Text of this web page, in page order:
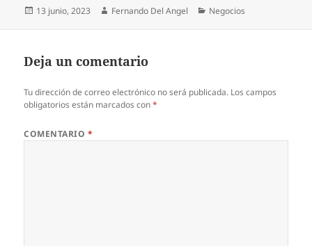
Publicado
13 junio, 2023 Autor
Fernando Del Angel Categorías
Negocios
Deja un comentario
Tu dirección de correo electrónico no será publicada. Los campos
obligatorios están marcados con*
COMENTARIO *